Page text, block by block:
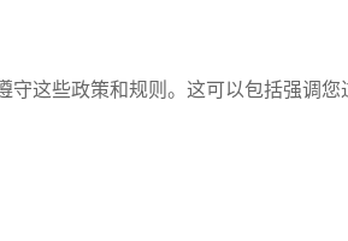
这些政策和规则。这可以包括强调您